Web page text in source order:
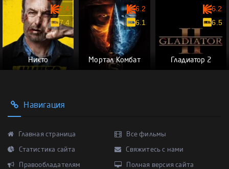
Никто
7.4
7.4
Мортал Комбат
6.2
6.1
Гладиатор 2
6.2
6.5
Навигация
Главная страница Все фильмы
Статистика сайта Свяжитесь с нами
Правообладателям Полная версия сайта